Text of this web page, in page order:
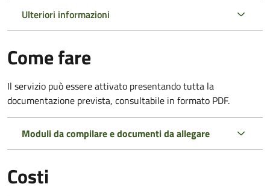
Ulteriori informazioni
Come fare
Il servizio può essere attivato presentando tutta la
documentazione prevista, consultabile in formato PDF.
Moduli da compilare e documenti da allegare
Costi